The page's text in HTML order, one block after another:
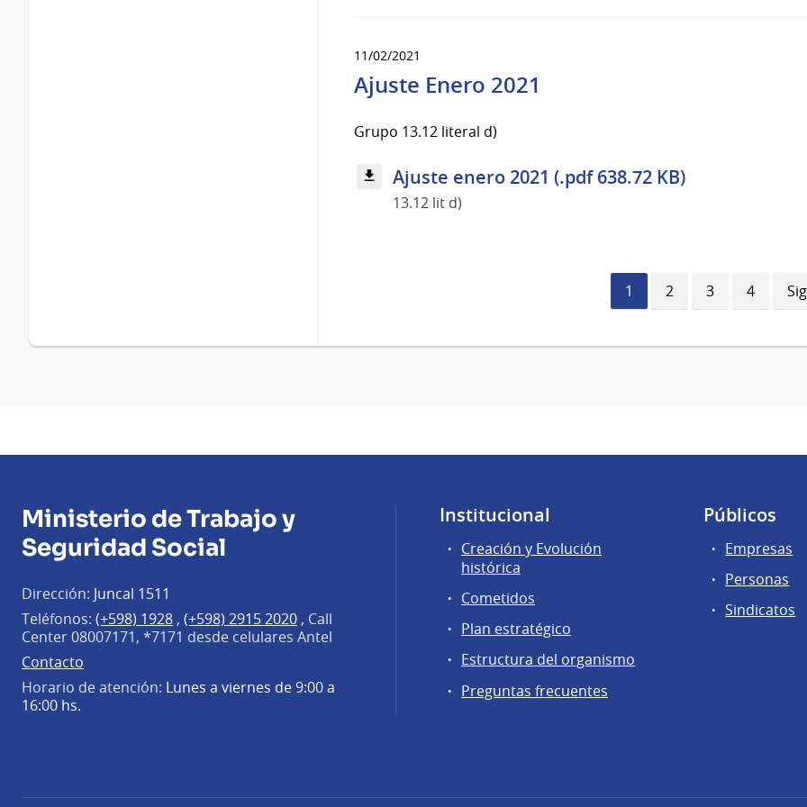
11/02/2021
Ajuste Enero 2021
Grupo 13.12 literal d)
Ajuste enero 2021 (.pdf 638.72 KB)
13.12 lit d)
Página
actual
1 Página
2 Página
3 Página
4
Ministerio de Trabajo y
Seguridad Social
Dirección: Juncal 1511
Teléfonos: (+598) 1928 , (+598) 2915 2020 , Call
Center 08007171, *7171 desde celulares Antel
Contacto
Horario de atención: Lunes a viernes de 9:00 a
16:00 hs.
Institucional
Creación y Evolución
histórica
Cometidos
Plan estratégico
Estructura del organismo
Preguntas frecuentes
Públicos
Empresas
Personas
Sindicatos